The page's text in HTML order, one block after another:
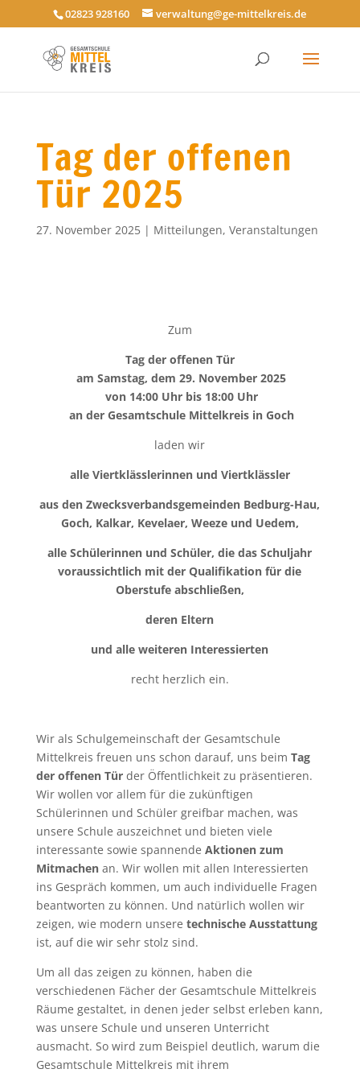
02823 928160 verwaltung@ge-mittelkreis.de
Tag der offenen
Tür 2025
27. November 2025| Mitteilungen, Veranstaltungen
Zum
Tag der offenen Tür
am Samstag, dem 29. November 2025
von 14:00 Uhr bis 18:00 Uhr
an der Gesamtschule Mittelkreis in Goch
laden wir
alle Viertklässlerinnen und Viertklässler
aus den Zwecksverbandsgemeinden Bedburg-Hau,
Goch, Kalkar, Kevelaer, Weeze und Uedem,
alle Schülerinnen und Schüler, die das Schuljahr
voraussichtlich mit der Qualifikation für die
Oberstufe abschließen,
deren Eltern
und alle weiteren Interessierten
recht herzlich ein.
Wir als Schulgemeinschaft der Gesamtschule
Mittelkreis freuen uns schon darauf, uns beim Tag
der offenen Türder Öffentlichkeit zu präsentieren.
Wir wollen vor allem für die zukünftigen
Schülerinnen und Schüler greifbar machen, was
unsere Schule auszeichnet und bieten viele
interessante sowie spannende Aktionen zum
Mitmachenan. Wir wollen mit allen Interessierten
ins Gespräch kommen, um auch individuelle Fragen
beantworten zu können. Und natürlich wollen wir
zeigen, wie modern unsere technische Ausstattung
ist, auf die wir sehr stolz sind.
Um all das zeigen zu können, haben die
verschiedenen Fächer der Gesamtschule Mittelkreis
Räume gestaltet, in denen jeder selbst erleben kann,
was unsere Schule und unseren Unterricht
ausmacht. So wird zum Beispiel deutlich, warum die
Gesamtschule Mittelkreis mit ihrem